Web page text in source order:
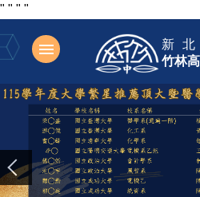
" " " "
跳
到
要
新
竹林